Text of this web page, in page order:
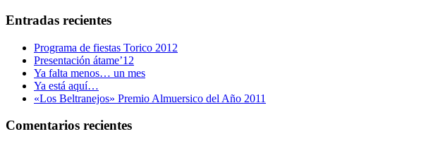
Entradas recientes
Programa de fiestas Torico 2012
Presentación átame’12
Ya falta menos… un mes
Ya está aquí…
«Los Beltranejos» Premio Almuersico del Año 2011
Comentarios recientes